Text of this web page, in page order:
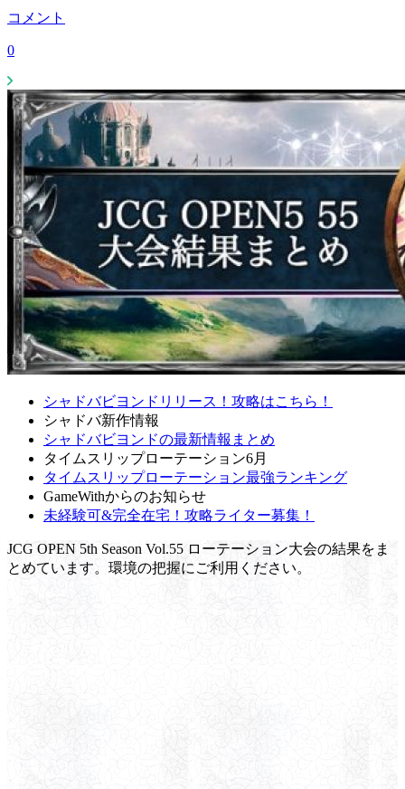
コメント
0
シャドバビヨンドリリース！攻略はこちら！
シャドバ新作情報
シャドバビヨンドの最新情報まとめ
タイムスリップローテーション6月
タイムスリップローテーション最強ランキング
GameWithからのお知らせ
未経験可&完全在宅！攻略ライター募集！
JCG OPEN 5th Season Vol.55 ローテーション大会の結果をま
とめています。環境の把握にご利用ください。